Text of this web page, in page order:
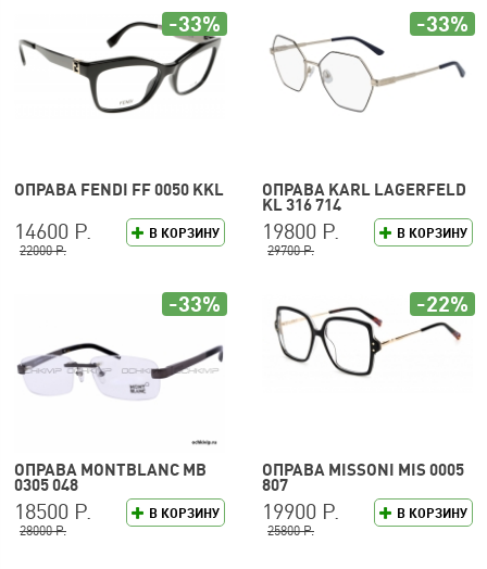
ОПРАВА FENDI FF 0050 KKL
В КОРЗИНУ
14600 Р.
22000 Р.
-33%
ОПРАВА KARL LAGERFELD
KL 316 714
В КОРЗИНУ
19800 Р.
29700 Р.
-33%
ОПРАВА MONTBLANC MB
0305 048
В КОРЗИНУ
18500 Р.
28000 Р.
-33%
ОПРАВА MISSONI MIS 0005
807
В КОРЗИНУ
19900 Р.
25800 Р.
-22%